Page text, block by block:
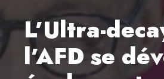
L’Ultra-
l’AFD se